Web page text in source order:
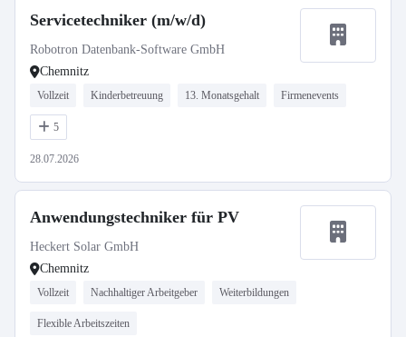
Servicetechniker (m/w/d)
Robotron Datenbank-Software GmbH
Chemnitz
Vollzeit Kinderbetreuung 13. Monatsgehalt Firmenevents
5
28.07.2026
Anwendungstechniker für PV
Heckert Solar GmbH
Chemnitz
Vollzeit Nachhaltiger Arbeitgeber Weiterbildungen
Flexible Arbeitszeiten